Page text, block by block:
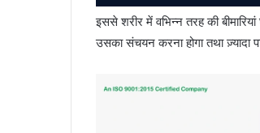
इससे शरीर में वभिन्न तरह की
उसका संचयन करना होगा तथा ज़्यादा